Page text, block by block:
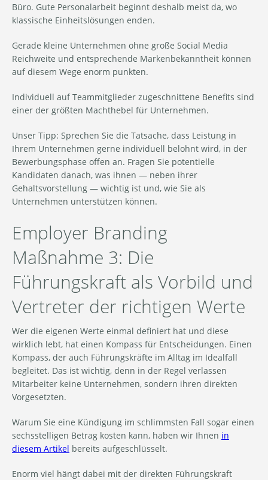
Büro. Gute Personalarbeit beginnt deshalb meist da, wo
klassische Einheitslösungen enden.
Gerade kleine Unternehmen ohne große Social Media
Reichweite und entsprechende Markenbekanntheit können
auf diesem Wege enorm punkten.
Individuell auf Teammitglieder zugeschnittene Benefits sind
einer der größten Machthebel für Unternehmen.
Unser Tipp: Sprechen Sie die Tatsache, dass Leistung in
Ihrem Unternehmen gerne individuell belohnt wird, in der
Bewerbungsphase offen an. Fragen Sie potentielle
Kandidaten danach, was ihnen — neben ihrer
Gehaltsvorstellung — wichtig ist und, wie Sie als
Unternehmen unterstützen können.
Employer Branding
Maßnahme 3: Die
Führungskraft als Vorbild und
Vertreter der richtigen Werte
Wer die eigenen Werte einmal definiert hat und diese
wirklich lebt, hat einen Kompass für Entscheidungen. Einen
Kompass, der auch Führungskräfte im Alltag im Idealfall
begleitet. Das ist wichtig, denn in der Regel verlassen
Mitarbeiter keine Unternehmen, sondern ihren direkten
Vorgesetzten.
Warum Sie eine Kündigung im schlimmsten Fall sogar einen
sechsstelligen Betrag kosten kann, haben wir Ihnen in
diesem Artikel bereits aufgeschlüsselt.
Enorm viel hängt dabei mit der direkten Führungskraft